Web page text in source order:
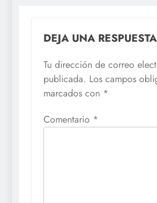
DEJA UNA RESPUESTA
Tu dirección de correo
publicada. Los campos
marcados con *
Comentario *